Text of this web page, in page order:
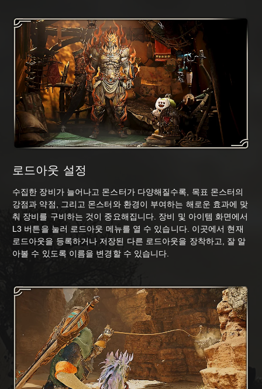
로드아웃 설정
수집한 장비가 늘어나고 몬스터가 다양해질수록, 목표 몬스터의
강점과 약점, 그리고 몬스터와 환경이 부여하는 해로운 효과에 맞
춰 장비를 구비하는 것이 중요해집니다. 장비 및 아이템 화면에서
L3 버튼을 눌러 로드아웃 메뉴를 열 수 있습니다. 이곳에서 현재
로드아웃을 등록하거나 저장된 다른 로드아웃을 장착하고, 잘 알
아볼 수 있도록 이름을 변경할 수 있습니다.